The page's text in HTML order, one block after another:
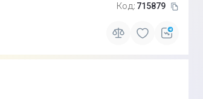
Код: 715879